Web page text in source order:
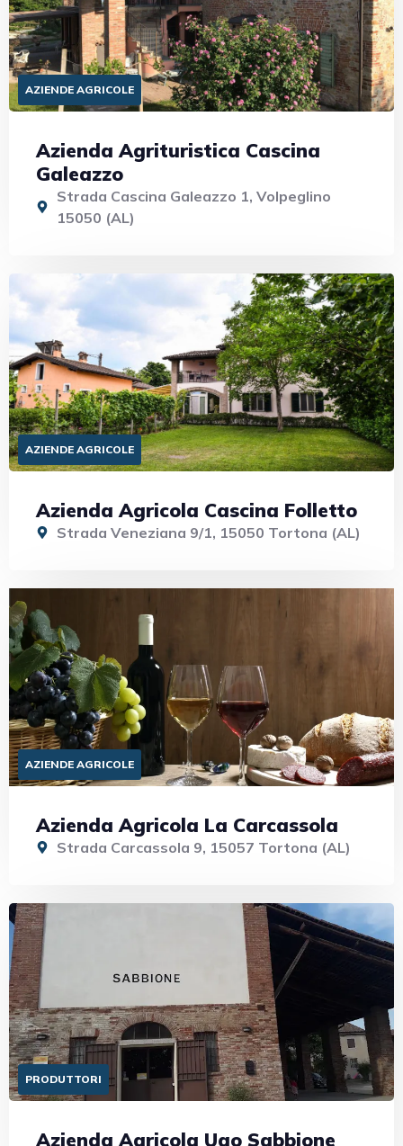
AZIENDE AGRICOLE
Azienda Agrituristica Cascina
Galeazzo
Strada Cascina Galeazzo 1, Volpeglino
15050 (AL)
AZIENDE AGRICOLE
Azienda Agricola Cascina Folletto
Strada Veneziana 9/1, 15050 Tortona (AL)
AZIENDE AGRICOLE
Azienda Agricola La Carcassola
Strada Carcassola 9, 15057 Tortona (AL)
PRODUTTORI
Azienda Agricola Ugo Sabbione